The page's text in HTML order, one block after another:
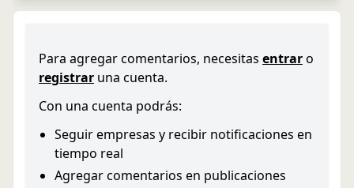
Para agregar comentarios, necesitas entraro
registrar una cuenta.
Con una cuenta podrás:
Seguir empresas y recibir notificaciones en
tiempo real
Agregar comentarios en publicaciones